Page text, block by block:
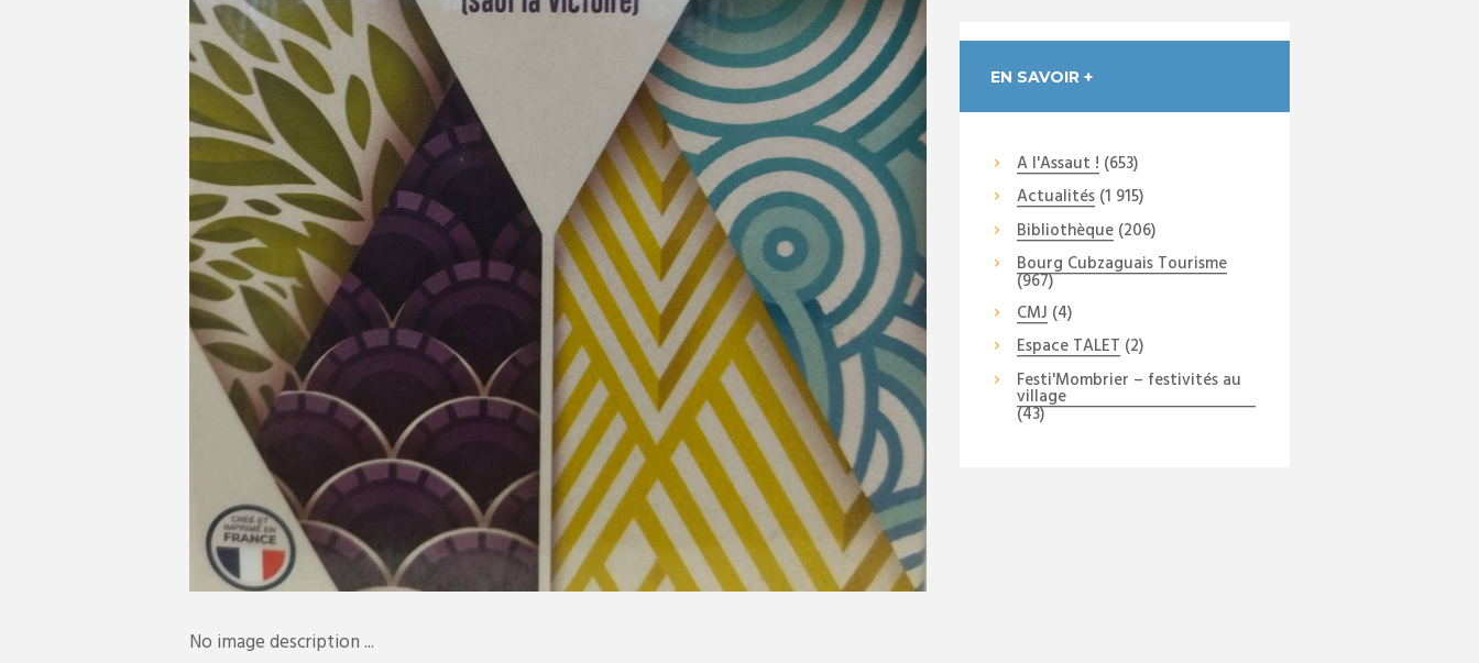
No image description ...
EN SAVOIR +
A l'Assaut ! (653)
Actualités(1 915)
Bibliothèque(206)
Bourg Cubzaguais Tourisme
(967)
CMJ (4)
Espace TALET (2)
Festi'Mombrier – festivités au
village
(43)